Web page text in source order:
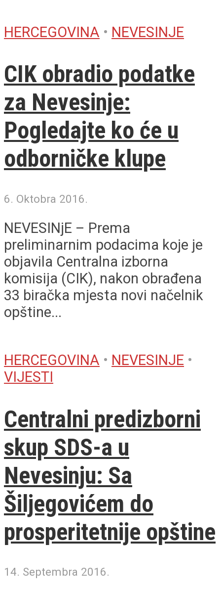
HERCEGOVINA • NEVESINJE
CIK obradio podatke
za Nevesinje:
Pogledajte ko će u
odborničke klupe
6. Oktobra 2016.
NEVESINjE – Prema
preliminarnim podacima koje je
objavila Centralna izborna
komisija (CIK), nakon obrađena
33 biračka mjesta novi načelnik
opštine...
HERCEGOVINA • NEVESINJE •
VIJESTI
Centralni predizborni
skup SDS-a u
Nevesinju: Sa
Šiljegovićem do
prosperitetnije opštine
14. Septembra 2016.